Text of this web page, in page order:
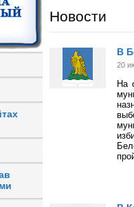
Новости
В
20
На